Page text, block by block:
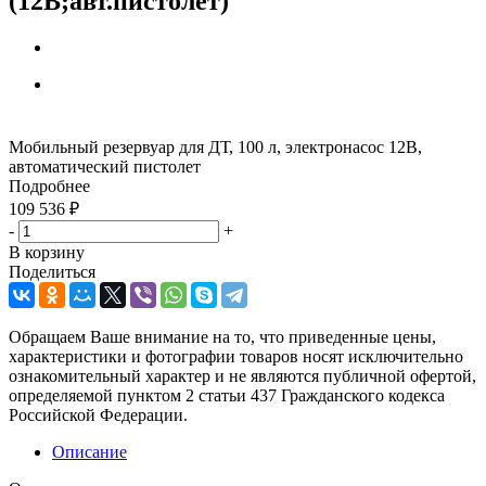
Мобильный резервуар для ДТ, 100 л, электронасос 12В,
автоматический пистолет
Подробнее
109 536 ₽
-
+
В корзину
Поделиться
Обращаем Ваше внимание на то, что приведенные цены,
характеристики и фотографии товаров носят исключительно
ознакомительный характер и не являются публичной офертой,
определяемой пунктом 2 статьи 437 Гражданского кодекса
Российской Федерации.
Описание